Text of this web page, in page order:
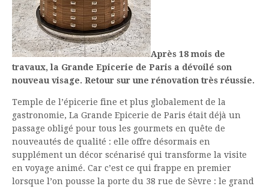
Après 18 mois de
travaux, la Grande Epicerie de Paris a dévoilé son
nouveau visage. Retour sur une rénovation très réussie.
Temple de l’épicerie fine et plus globalement de la
gastronomie, La Grande Epicerie de Paris était déjà un
passage obligé pour tous les gourmets en quête de
nouveautés de qualité : elle offre désormais en
supplément un décor scénarisé qui transforme la visite
en voyage animé. Car c’est ce qui frappe en premier
lorsque l’on pousse la porte du 38 rue de Sèvre : le grand